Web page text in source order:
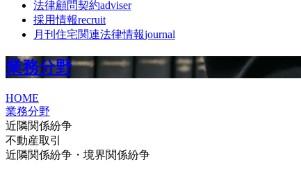
法律顧問契約adviser
採用情報recruit
月刊住宅関連法律情報journal
業務分野
HOME
業務分野
近隣関係紛争
不動産取引
近隣関係紛争・境界関係紛争